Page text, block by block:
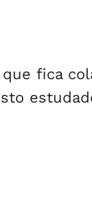
fica